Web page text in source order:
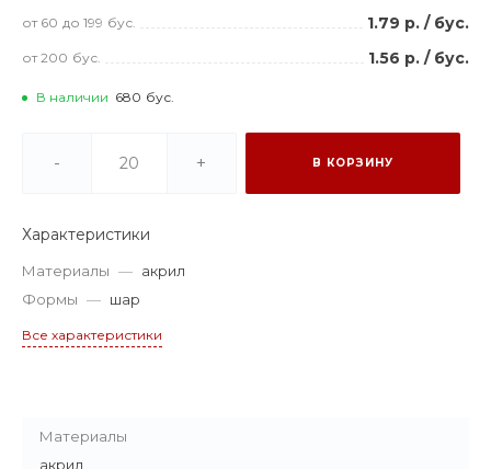
от 60 до 199 бус. 1.79 р. / бус.
от 200 бус. 1.56 р. / бус.
В наличии 680 бус.
- + В КОРЗИНУ
Характеристики
Материалы — акрил
Формы — шар
Все характеристики
Материалы
акрил